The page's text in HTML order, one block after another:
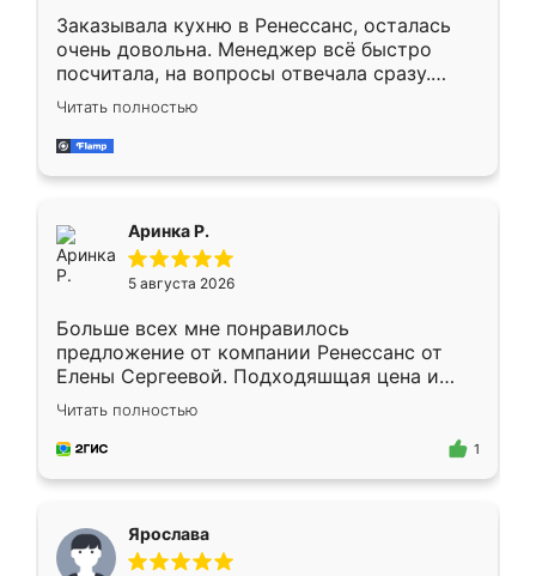
Заказывала кухню в Ренессанс, осталась
очень довольна. Менеджер всё быстро
посчитала, на вопросы отвечала сразу.
Замерщик приехал в субботу, подошёл к
делу со всей ответственностью. Собрали
за день, ребята работали аккуратно, даже
Читать полностью
Аринка Р.
5 августа 2026
Больше всех мне понравилось
предложение от компании Ренессанс от
Елены Сергеевой. Подходяшщая цена и
короткие сроки изготовления. Приехавший
для замера сотрудник Владислав
предложил по моему эскизу самый
Читать полностью
1
Ярослава